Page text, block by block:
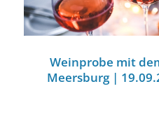
Weinprobe mit
Meersburg |